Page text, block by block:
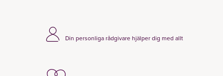
Din personliga rådgivare hjälper dig med allt